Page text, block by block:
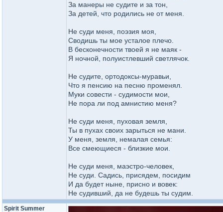
За манеры не судите и за тон,
За детей, что родились не от меня.
Не суди меня, поэзия моя,
Сводишь ты мое усталое плечо.
В бесконечности твоей я не маяк -
Я ночной, полуистлевший светлячок.
Не судите, ортодоксы-муравьи,
Что я пенсию на песню променял.
Муки совести - судимости мои,
Не пора ли под амнистию меня?
Не суди меня, пуховая земля,
Ты в пухах своих зарыться не мани.
У меня, земля, немалая семья:
Все смеющиеся - близкие мои.
Не суди меня, маэстро-человек,
Не суди. Садись, присядем, посидим
И да будет ныне, присно и вовек:
Не судивший, да не будешь ты судим.
Spirit Summer